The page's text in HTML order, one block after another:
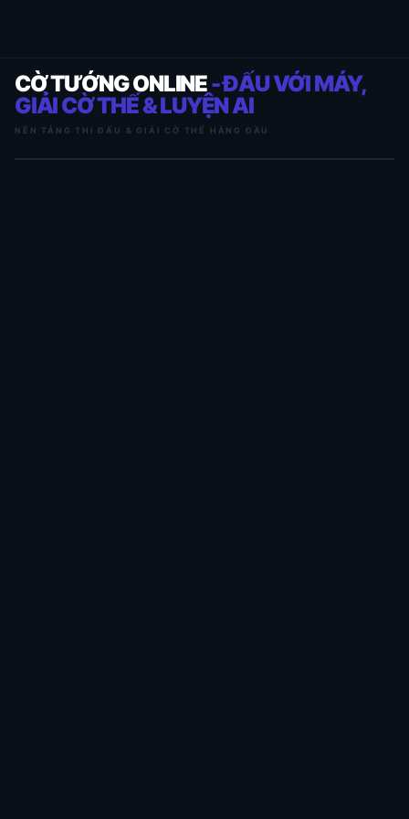
CỜ TƯỚNG ONLINE- ĐẤU VỚI MÁY,
GIẢI CỜ THẾ & LUYỆN AI
NỀN TẢNG THI ĐẤU & GIẢI CỜ THẾ HÀNG ĐẦU